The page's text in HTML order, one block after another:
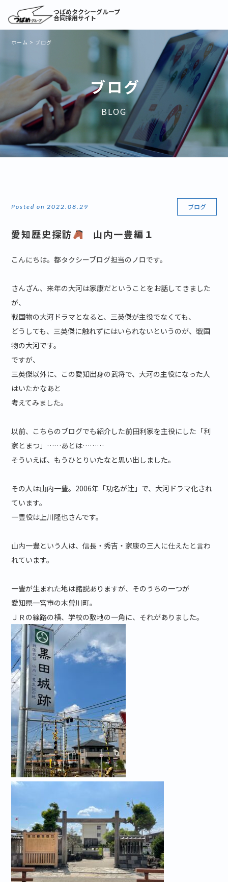
つばめタクシーグループ
合同採用サイト
ホーム > ブログ
ブログ
BLOG
Posted on 2022.08.29 ブログ
愛知歴史探訪 山内一豊編１
こんにちは。都タクシーブログ担当のノロです。
さんざん、来年の大河は家康だということをお話してきました
が、
戦国物の大河ドラマとなると、三英傑が主役でなくても、
どうしても、三英傑に触れずにはいられないというのが、戦国
物の大河です。
ですが、
三英傑以外に、この愛知出身の武将で、大河の主役になった人
はいたかなあと
考えてみました。
以前、こちらのブログでも紹介した前田利家を主役にした「利
家とまつ」……あとは………
そういえば、もうひとりいたなと思い出しました。
その人は山内一豊。2006年「功名が辻」で、大河ドラマ化され
ています。
一豊役は上川隆也さんです。
山内一豊という人は、信長・秀吉・家康の三人に仕えたと言わ
れています。
一豊が生まれた地は諸説ありますが、そのうちの一つが
愛知県一宮市の木曽川町。
ＪＲの線路の横、学校の敷地の一角に、それがありました。